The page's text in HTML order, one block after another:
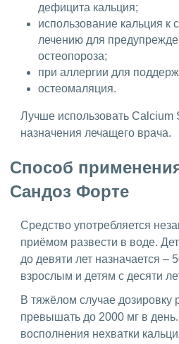
дефицита кальция;
использование кальция к
лечению для
остеопороза;
при аллергии для
остеомаляция.
Лучше использовать Calcium
назначения лечащего врача.
Способ
Сандоз Форте
Средство употребляется
приёмом развести в воде.
до девяти лет назначается –
взрослым и детям с десяти
В тяжёлом случае дозировку
превышать до 2000 мг в
восполнения нехватки